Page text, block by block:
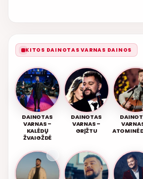
KITOS DAINOTAS VARNAS DAINOS
DAINOTAS
VARNAS –
KALĖDŲ
ŽVAIGŽDĖ
DAINOTAS
VARNAS –
GRĮŽTU
ATOMINĖ